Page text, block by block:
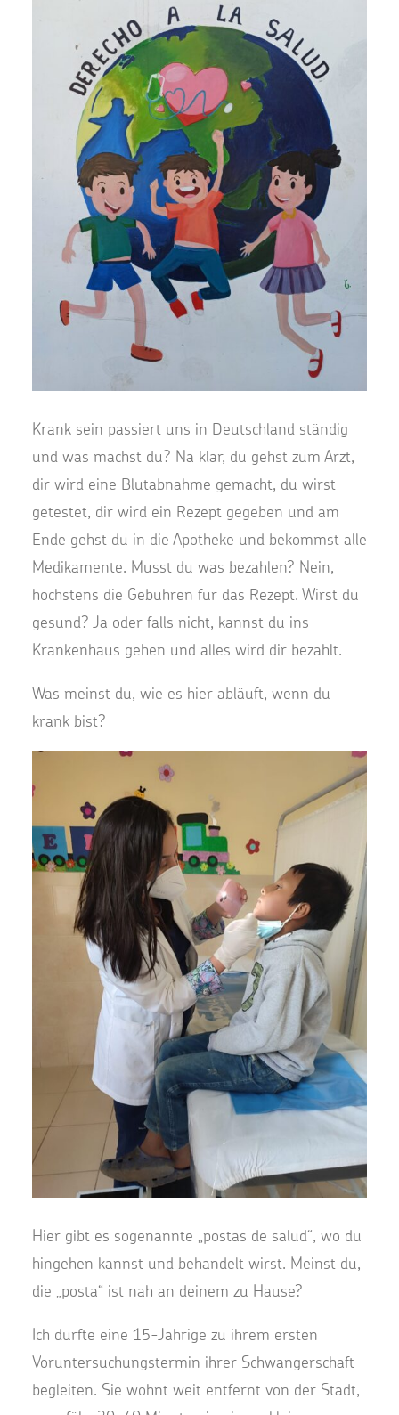
Krank sein passiert uns in Deutschland ständig
und was machst du? Na klar, du gehst zum Arzt,
dir wird eine Blutabnahme gemacht, du wirst
getestet, dir wird ein Rezept gegeben und am
Ende gehst du in die Apotheke und bekommst alle
Medikamente. Musst du was bezahlen? Nein,
höchstens die Gebühren für das Rezept. Wirst du
gesund? Ja oder falls nicht, kannst du ins
Krankenhaus gehen und alles wird dir bezahlt.
Was meinst du, wie es hier abläuft, wenn du
krank bist?
Hier gibt es sogenannte „postas de salud“, wo du
hingehen kannst und behandelt wirst. Meinst du,
die „posta“ ist nah an deinem zu Hause?
Ich durfte eine 15-Jährige zu ihrem ersten
Voruntersuchungstermin ihrer Schwangerschaft
begleiten. Sie wohnt weit entfernt von der Stadt,